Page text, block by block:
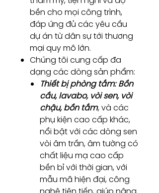
bền cho mọi công trình,
đáp ứng đủ các yêu cầu
dự án từ dân sự tới thương
mại quy mô lớn.
Chúng tôi cung cấp đa
dạng các dòng sản phẩm:
Thiết bị phòng tắm: Bồn
cầu, lavabo, vòi sen, vòi
chậu, bồn tắm, và các
phụ kiện cao cấp khác,
nổi bật với các dòng sen
vòi âm trần, âm tường có
chất liệu mạ cao cấp
bền bỉ với thời gian, với
mẫu mã hiện đại, công